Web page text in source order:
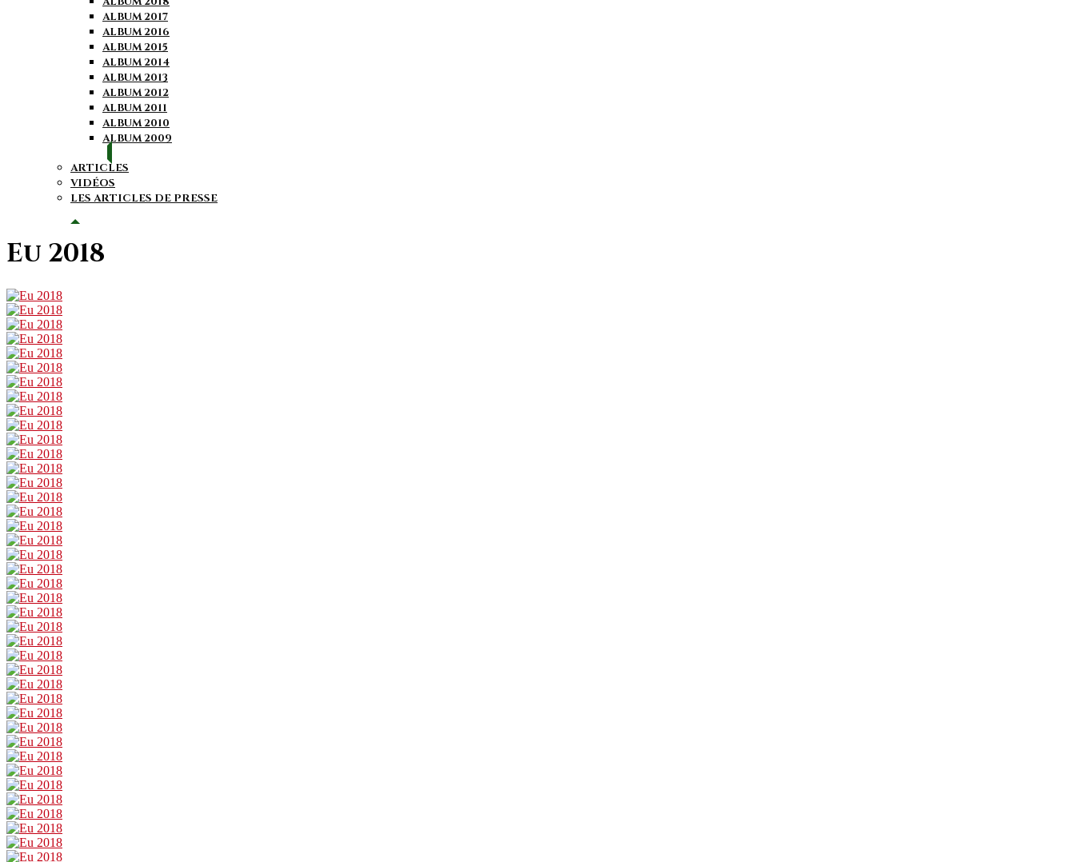
ALBUM 2017
ALBUM 2016
ALBUM 2015
ALBUM 2014
ALBUM 2013
ALBUM 2012
ALBUM 2011
ALBUM 2010
ALBUM 2009
ARTICLES
VIDÉOS
LES ARTICLES DE PRESSE
Eu 2018